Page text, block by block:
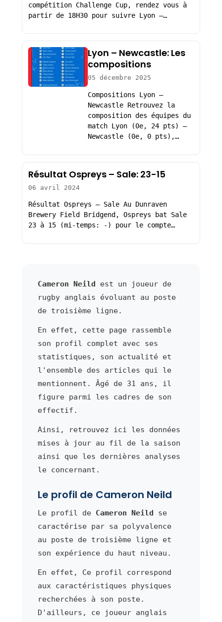
compétition Challenge Cup, rendez vous à
partir de 18H30 pour suivre Lyon –…
Lyon – Newcastle: Les
compositions
05 décembre 2025
Compositions Lyon –
Newcastle Retrouvez la
composition des équipes du
match Lyon (0e, 24 pts) –
Newcastle (0e, 0 pts),…
Résultat Ospreys – Sale: 23-15
06 avril 2024
Résultat Ospreys – Sale Au Dunraven
Brewery Field Bridgend, Ospreys bat Sale
23 à 15 (mi-temps: -) pour le compte…
Cameron Neild est un joueur de
rugby anglais évoluant au poste
de troisième ligne.
En effet, cette page rassemble
son profil complet avec ses
statistiques, son actualité et
l'ensemble des articles qui le
mentionnent. Âgé de 31 ans, il
figure parmi les cadres de son
effectif.
Ainsi, retrouvez ici les données
mises à jour au fil de la saison
ainsi que les dernières analyses
le concernant.
Le profil de Cameron Neild
Le profil de Cameron Neild se
caractérise par sa polyvalence
au poste de troisième ligne et
son expérience du haut niveau.
En effet, Ce profil correspond
aux caractéristiques physiques
recherchées à son poste.
D'ailleurs, ce joueur anglais